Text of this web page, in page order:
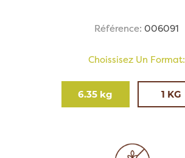
Référence: 006091
Choissisez Un Format:
6.35 kg 1 KG